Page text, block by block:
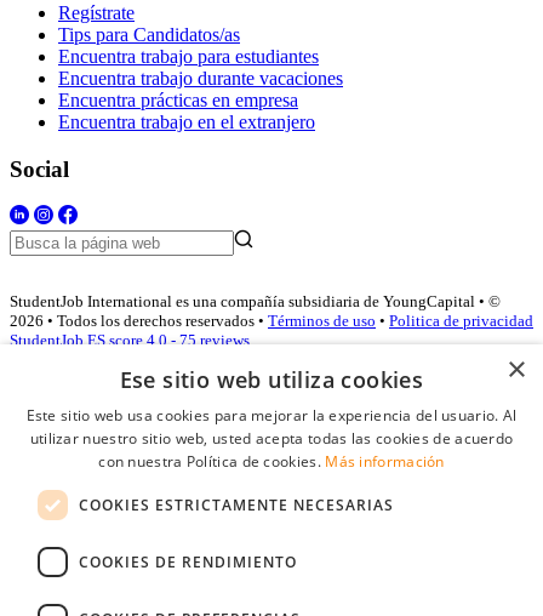
Regístrate
Tips para Candidatos/as
Encuentra trabajo para estudiantes
Encuentra trabajo durante vacaciones
Encuentra prácticas en empresa
Encuentra trabajo en el extranjero
Social
StudentJob International es una compañía subsidiaria de YoungCapital • ©
2026 • Todos los derechos reservados • Términos de uso • Politica de privacidad
StudentJob ES score 4.0 - 75 reviews
Acceso empresas
Contraseña
Recordarme
×
Ese sitio web utiliza cookies
Este sitio web usa cookies para mejorar la experiencia del usuario. Al
utilizar nuestro sitio web, usted acepta todas las cookies de acuerdo
con nuestra Política de cookies. Más información
COOKIES ESTRICTAMENTE NECESARIAS
COOKIES DE RENDIMIENTO